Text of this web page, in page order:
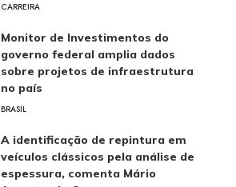
CARREIRA
Monitor de Investimentos do
governo federal amplia dados
sobre projetos de infraestrutura
no país
BRASIL
A identificação de repintura em
veículos clássicos pela análise de
espessura, comenta Mário